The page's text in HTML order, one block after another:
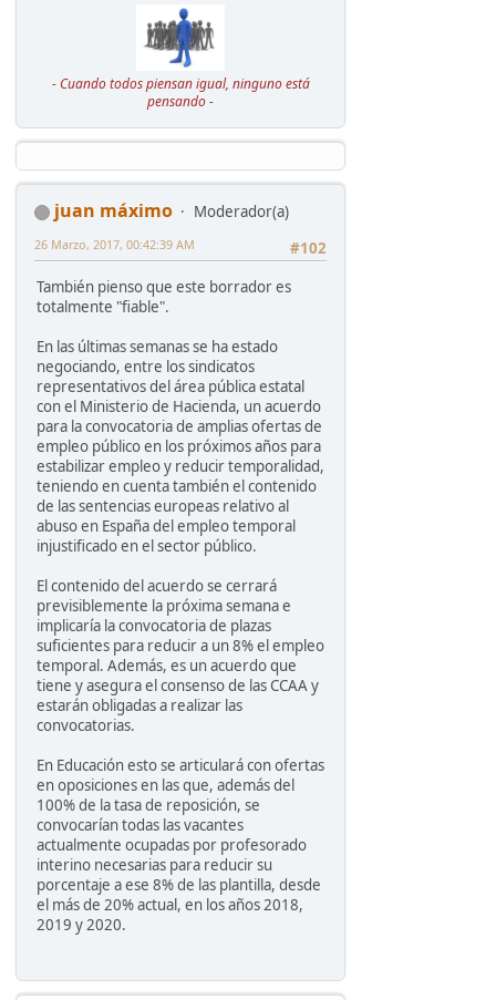
- Cuando todos piensan igual, ninguno está
pensando -
juan máximo
Moderador(a)
#102
26 Marzo, 2017, 00:42:39 AM
También pienso que este borrador es
totalmente "fiable".
En las últimas semanas se ha estado
negociando, entre los sindicatos
representativos del área pública estatal
con el Ministerio de Hacienda, un acuerdo
para la convocatoria de amplias ofertas de
empleo público en los próximos años para
estabilizar empleo y reducir temporalidad,
teniendo en cuenta también el contenido
de las sentencias europeas relativo al
abuso en España del empleo temporal
injustificado en el sector público.
El contenido del acuerdo se cerrará
previsiblemente la próxima semana e
implicaría la convocatoria de plazas
suficientes para reducir a un 8% el empleo
temporal. Además, es un acuerdo que
tiene y asegura el consenso de las CCAA y
estarán obligadas a realizar las
convocatorias.
En Educación esto se articulará con ofertas
en oposiciones en las que, además del
100% de la tasa de reposición, se
convocarían todas las vacantes
actualmente ocupadas por profesorado
interino necesarias para reducir su
porcentaje a ese 8% de las plantilla, desde
el más de 20% actual, en los años 2018,
2019 y 2020.